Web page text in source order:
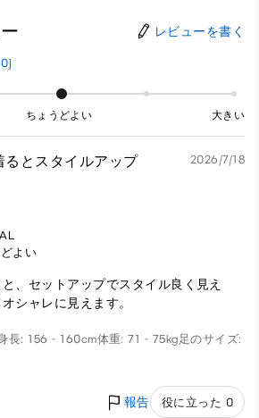
レビューを書く
ちょうどよい 大きい
るとスタイルアップ 2026/7/18
よい
、セットアップでスタイル良く見え
シャレに見えます。
長: 156 - 160cm体重: 71 - 75kg足のサイズ:
報告 役に立った 0